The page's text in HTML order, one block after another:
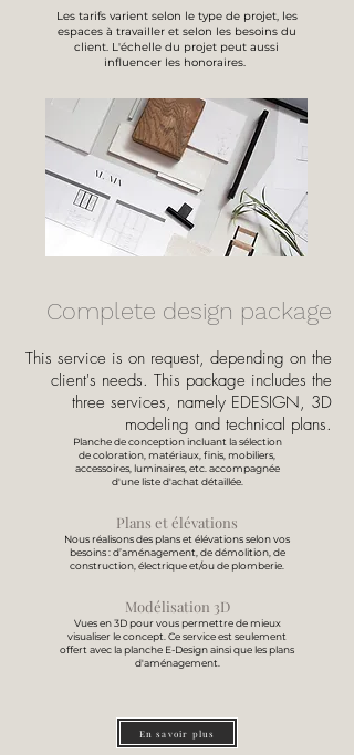
Les tarifs varient selon le type de projet, les
espaces à travailler et selon les besoins du
client. L'échelle du projet peut aussi
influencer les honoraires.
Complete design package
This service is on request, depending on the
client's needs. This package includes the
three services, namely EDESIGN, 3D
modeling and technical plans.
Planche de conception incluant la sélection
de coloration, matériaux, finis, mobiliers,
accessoires, luminaires, etc. accompagnée
d'une liste d'achat détaillée.
Plans et élévations
Nous réalisons des plans et élévations selon vos
besoins : d’aménagement, de démolition, de
construction, électrique et/oude plomberie.
Modélisation 3D
Vues en 3D pour vous permettre de mieux
visualiser le concept. Ce service est seulement
offert avec la planche E-Design ainsi que les plans
d'aménagement.
En savoir plus